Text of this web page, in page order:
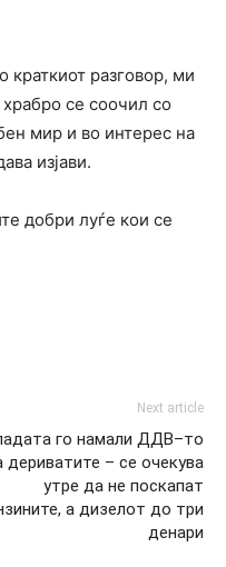
краткиот разговор, ми
се соочил со
мир и во интерес на
изјави.
добри луѓе кои се
Next article
го намали ДДВ–то
дериватите – се очекува
утре да не поскапат
а дизелот до три
денари